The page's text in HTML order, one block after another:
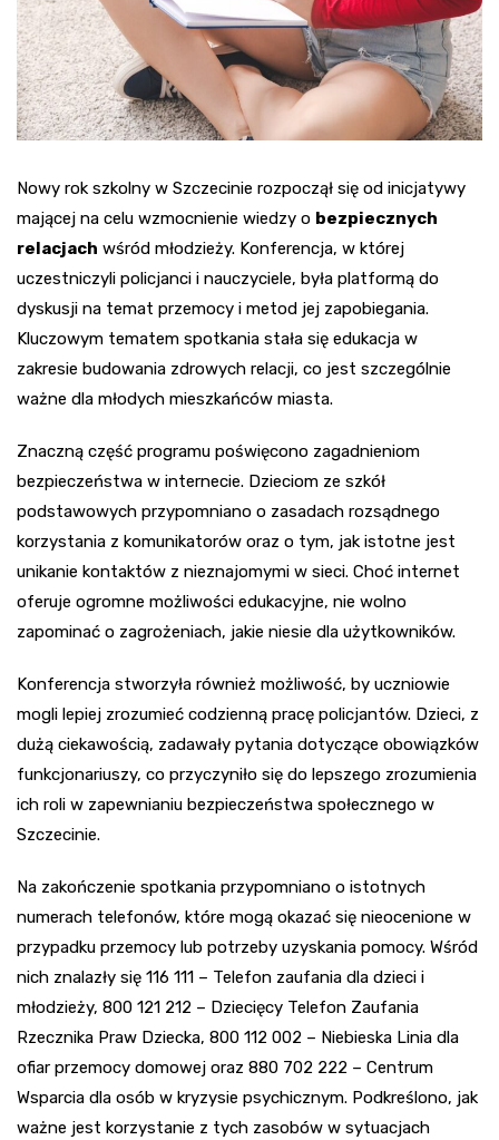
Nowy rok szkolny w Szczecinie rozpoczął się od inicjatywy
mającej na celu wzmocnienie wiedzy o bezpiecznych
relacjach wśród młodzieży. Konferencja, w której
uczestniczyli policjanci i nauczyciele, była platformą do
dyskusji na temat przemocy i metod jej zapobiegania.
Kluczowym tematem spotkania stała się edukacja w
zakresie budowania zdrowych relacji, co jest szczególnie
ważne dla młodych mieszkańców miasta.
Znaczną część programu poświęcono zagadnieniom
bezpieczeństwa w internecie. Dzieciom ze szkół
podstawowych przypomniano o zasadach rozsądnego
korzystania z komunikatorów oraz o tym, jak istotne jest
unikanie kontaktów z nieznajomymi w sieci. Choć internet
oferuje ogromne możliwości edukacyjne, nie wolno
zapominać o zagrożeniach, jakie niesie dla użytkowników.
Konferencja stworzyła również możliwość, by uczniowie
mogli lepiej zrozumieć codzienną pracę policjantów. Dzieci, z
dużą ciekawością, zadawały pytania dotyczące obowiązków
funkcjonariuszy, co przyczyniło się do lepszego zrozumienia
ich roli w zapewnianiu bezpieczeństwa społecznego w
Szczecinie.
Na zakończenie spotkania przypomniano o istotnych
numerach telefonów, które mogą okazać się nieocenione w
przypadku przemocy lub potrzeby uzyskania pomocy. Wśród
nich znalazły się 116 111 – Telefon zaufania dla dzieci i
młodzieży, 800 121 212 – Dziecięcy Telefon Zaufania
Rzecznika Praw Dziecka, 800 112 002 – Niebieska Linia dla
ofiar przemocy domowej oraz 880 702 222 – Centrum
Wsparcia dla osób w kryzysie psychicznym. Podkreślono, jak
ważne jest korzystanie z tych zasobów w sytuacjach